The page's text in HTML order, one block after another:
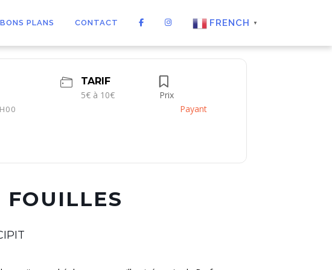
BONS PLANS CONTACT FRENCH ▼
TARIF
5€ à 10€
Prix
Payant
FOUILLES